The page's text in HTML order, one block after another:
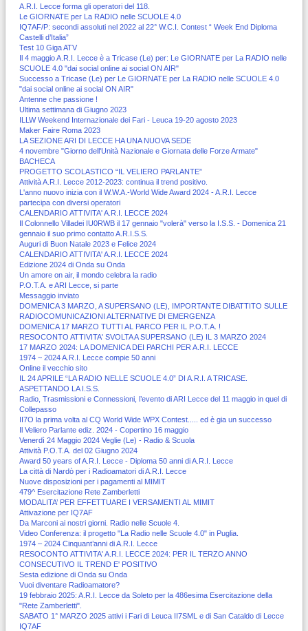
A.R.I. Lecce forma gli operatori del 118.
Le GIORNATE per La RADIO nelle SCUOLE 4.0
IQ7AF/P: secondi assoluti nel 2022 al 22° W.C.I. Contest “ Week End Diploma
Castelli d’Italia”
Test 10 Giga ATV
Il 4 maggio A.R.I. Lecce è a Tricase (Le) per: Le GIORNATE per La RADIO nelle
SCUOLE 4.0 "dai social online ai social ON AIR"
Successo a Tricase (Le) per Le GIORNATE per La RADIO nelle SCUOLE 4.0
"dai social online ai social ON AIR"
Antenne che passione !
Ultima settimana di Giugno 2023
ILLW Weekend Internazionale dei Fari - Leuca 19-20 agosto 2023
Maker Faire Roma 2023
LA SEZIONE ARI DI LECCE HA UNA NUOVA SEDE
4 novembre "Giorno dell'Unità Nazionale e Giornata delle Forze Armate"
BACHECA
PROGETTO SCOLASTICO “IL VELIERO PARLANTE”
Attività A.R.I. Lecce 2012-2023: continua il trend positivo.
L'anno nuovo inizia con il W.W.A.-World Wide Award 2024 - A.R.I. Lecce
partecipa con diversi operatori
CALENDARIO ATTIVITA' A.R.I. LECCE 2024
Il Colonnello Villadei IU0RWB il 17 gennaio "volerà" verso la I.S.S. - Domenica 21
gennaio il suo primo contatto A.R.I.S.S.
Auguri di Buon Natale 2023 e Felice 2024
CALENDARIO ATTIVITA' A.R.I. LECCE 2024
Edizione 2024 di Onda su Onda
Un amore on air, il mondo celebra la radio
P.O.T.A. e ARI Lecce, si parte
Messaggio inviato
DOMENICA 3 MARZO, A SUPERSANO (LE), IMPORTANTE DIBATTITO SULLE
RADIOCOMUNICAZIONI ALTERNATIVE DI EMERGENZA
DOMENICA 17 MARZO TUTTI AL PARCO PER IL P.O.T.A. !
RESOCONTO ATTIVITA' SVOLTA A SUPERSANO (LE) IL 3 MARZO 2024
17 MARZO 2024: LA DOMENICA DEI PARCHI PER A.R.I. LECCE
1974 ~ 2024 A.R.I. Lecce compie 50 anni
Online il vecchio sito
IL 24 APRILE “LA RADIO NELLE SCUOLE 4.0” DI A.R.I. A TRICASE.
ASPETTANDO LA I.S.S.
Radio, Trasmissioni e Connessioni, l’evento di ARI Lecce del 11 maggio in quel di
Collepasso
II7O la prima volta al CQ World Wide WPX Contest..... ed è gia un successo
Il Veliero Parlante ediz. 2024 - Copertino 16 maggio
Venerdì 24 Maggio 2024 Veglie (Le) - Radio & Scuola
Attività P.O.T.A. del 02 Giugno 2024
Award 50 years of A.R.I. Lecce - Diploma 50 anni di A.R.I. Lecce
La città di Nardò per i Radioamatori di A.R.I. Lecce
Nuove disposizioni per i pagamenti al MIMIT
479^ Esercitazione Rete Zamberletti
MODALITA’ PER EFFETTUARE I VERSAMENTI AL MIMIT
Attivazione per IQ7AF
Da Marconi ai nostri giorni. Radio nelle Scuole 4.
Video Conferenza: il progetto "La Radio nelle Scuole 4.0" in Puglia.
1974 – 2024 Cinquant’anni di A.R.I. Lecce
RESOCONTO ATTIVITA' A.R.I. LECCE 2024: PER IL TERZO ANNO
CONSECUTIVO IL TREND E' POSITIVO
Sesta edizione di Onda su Onda
Vuoi diventare Radioamatore?
19 febbraio 2025: A.R.I. Lecce da Soleto per la 486esima Esercitazione della
"Rete Zamberletti".
SABATO 1° MARZO 2025 attivi i Fari di Leuca II7SML e di San Cataldo di Lecce
IQ7AF